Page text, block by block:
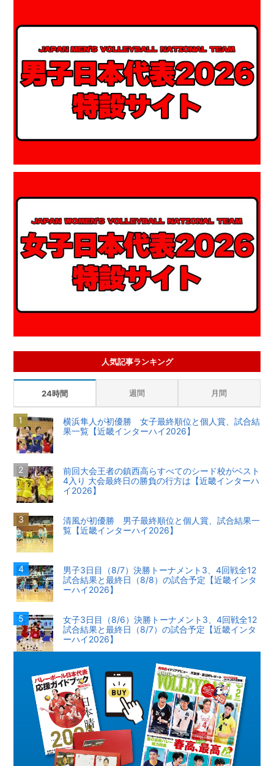
人気記事ランキング
24時間 週間 月間
横浜隼人が初優勝 女子最終順位と個人賞、試合結
果一覧【近畿インターハイ2026】
前回大会王者の鎮西高らすべてのシード校がベスト
4入り 大会最終日の勝負の行方は【近畿インターハ
イ2026】
清風が初優勝 男子最終順位と個人賞、試合結果一
覧【近畿インターハイ2026】
男子3日目（8/7）決勝トーナメント3、4回戦全12
試合結果と最終日（8/8）の試合予定【近畿インタ
ーハイ2026】
女子3日目（8/6）決勝トーナメント3、4回戦全12
試合結果と最終日（8/7）の試合予定【近畿インタ
ーハイ2026】